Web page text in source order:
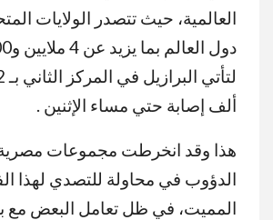
العالمية، حيث تتصدر الولايات
ألف إصابة حتي مساء الإثنين .
هذا وقد انخرطت مجموعات
الدؤوب في محاولة للتصدي لهذا
المميت، في ظل تعامل البعض مع